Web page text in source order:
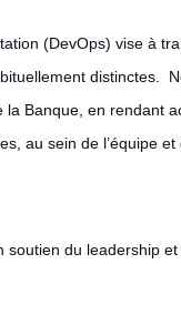
(DevOps) vise à
distinctes.
la Banque, en rendant
au sein de l’équipe
du leadership